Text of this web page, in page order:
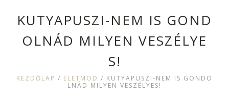
KUTYAPUSZI-NEM IS GOND
OLNÁD MILYEN VESZÉLYE
S!
KEZDŐLAP / ÉLETMÓD / KUTYAPUSZI-NEM IS GONDO
LNÁD MILYEN VESZÉLYES!